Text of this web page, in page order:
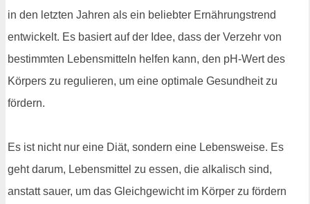
in den letzten Jahren als ein beliebter Ernährungstrend
entwickelt. Es basiert auf der Idee, dass der Verzehr von
bestimmten Lebensmitteln helfen kann, den pH-Wert des
Körpers zu regulieren, um eine optimale Gesundheit zu
fördern.
Es ist nicht nur eine Diät, sondern eine Lebensweise. Es
geht darum, Lebensmittel zu essen, die alkalisch sind,
anstatt sauer, um das Gleichgewicht im Körper zu fördern